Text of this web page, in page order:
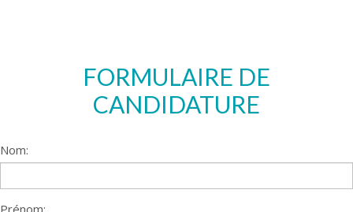
FORMULAIRE DE
CANDIDATURE
Nom:
Prénom: